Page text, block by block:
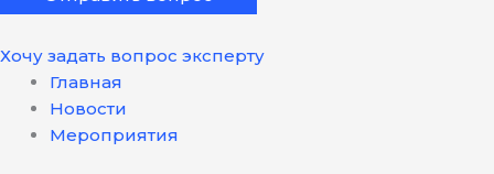
Хочу задать вопрос эксперту
Главная
Новости
Мероприятия